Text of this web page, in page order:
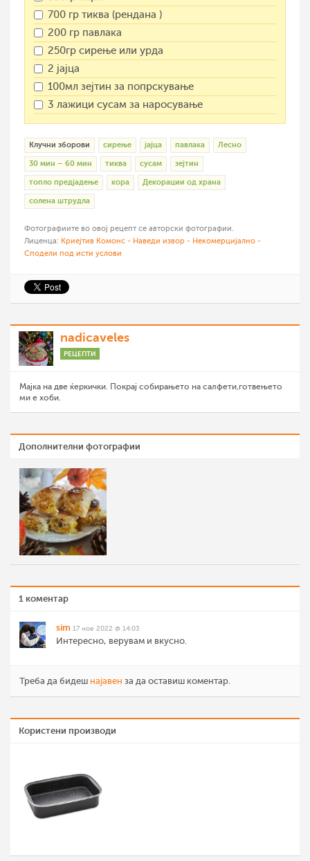
700 гр тиква (рендана )
200 гр павлака
250гр сирење или урда
2 јајца
100мл зејтин за попрскување
3 лажици сусам за наросување
Клучни зборови сирење јајца павлака Лесно
30 мин – 60 мин тиква сусам зејтин
топло предјадење кора Декорации од храна
солена штрудла
Фотографиите во овој рецепт се авторски фотографии.
Лиценца: Криејтив Комонс - Наведи извор - Некомерцијално -
Сподели под исти услови
nadicaveles
РЕЦЕПТИ
Мајка на две ќеркички. Покрај собирањето на салфети,готвењето
ми е хоби.
Дополнителни фотографии
1 коментар
sim 17 ное 2022 @ 14:03
Интересно, верувам и вкусно.
Треба да бидеш најавен за да оставиш коментар.
Користени производи